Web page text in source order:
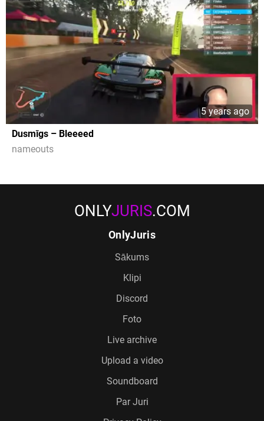
5 years ago
Dusmīgs – Bleeeed
nameouts
ONLYJURIS.COM
OnlyJuris
Sākums
Klipi
Discord
Foto
Live archive
Upload a video
Soundboard
Par Juri